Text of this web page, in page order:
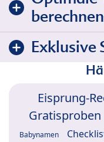
Exklusive
Eisprung-
Gratisproben
Babynamen